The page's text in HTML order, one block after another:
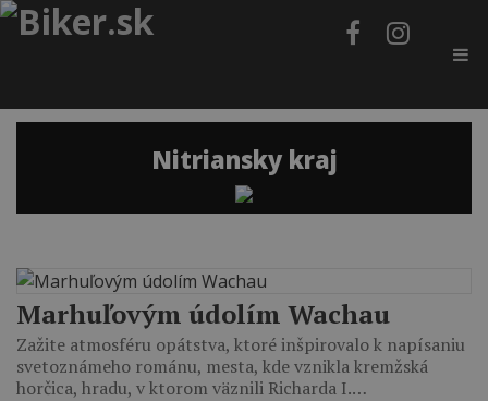
Nitriansky kraj
Marhuľovým údolím Wachau
Zažite atmosféru opátstva, ktoré inšpirovalo k napísaniu
svetoznámeho románu, mesta, kde vznikla kremžská
horčica, hradu, v ktorom väznili Richarda I.…